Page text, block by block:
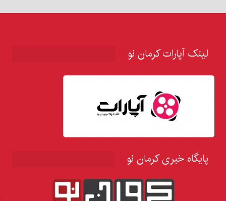
لینک آپارات کرمان نو
پایگاه خبری کرمان نو